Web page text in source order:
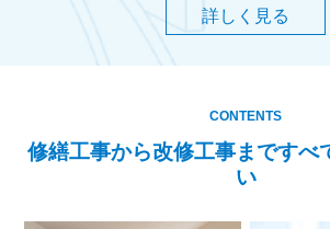
詳しく見る
CONTENTS
修繕工事から改修工事まですべ
い